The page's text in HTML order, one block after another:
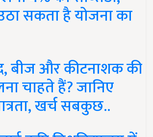
सकता है योजना का
बीज और कीटनाशक की
चाहते हैं? जानिए
खर्च सबकुछ..